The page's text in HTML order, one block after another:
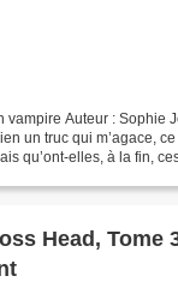
vampire Auteur : Sophie
un truc qui m’agace,
qu’ont-elles, à la fin,
Head, Tome